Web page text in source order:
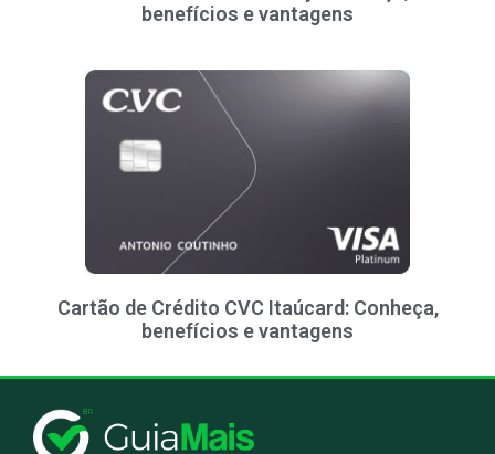
benefícios e vantagens
Cartão de Crédito CVC Itaúcard: Conheça,
benefícios e vantagens